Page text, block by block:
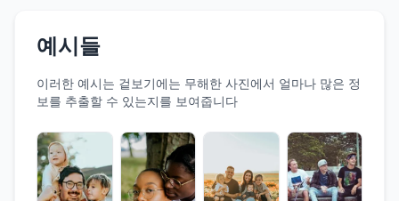
예시들
이러한 예시는 겉보기에는 무해한 사진에서 얼마나 많은 정
보를 추출할 수 있는지를 보여줍니다